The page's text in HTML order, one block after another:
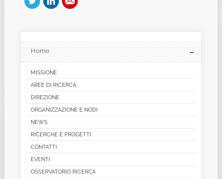
Home
MISSIONE
AREE DI RICERCA
DIREZIONE
ORGANIZZAZIONE E NODI
NEWS
RICERCHE E PROGETTI
CONTATTI
EVENTI
OSSERVATORIO RICERCA